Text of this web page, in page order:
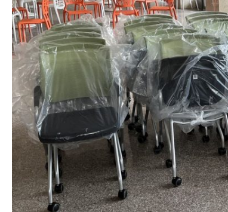
教
室
採
購
｜
翻
折
培
椅
8001A
空